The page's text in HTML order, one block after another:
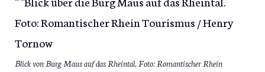
Blick von Burg Maus auf das Rheintal. Foto: Romantischer Rhein